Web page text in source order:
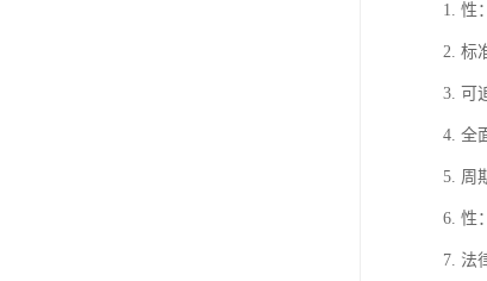
1. 性
2. 标
3. 可
4. 全
5. 周
6. 性
7. 法